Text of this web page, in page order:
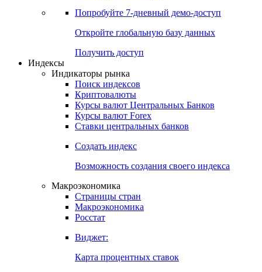
Попробуйте 7-дневный демо-доступ
Откройте глобальную базу данных
Получить доступ
Индексы
Индикаторы рынка
Поиск индексов
Криптовалюты
Курсы валют Центральных Банков
Курсы валют Forex
Ставки центральных банков
Создать индекс
Возможность создания своего индекса
Макроэкономика
Страницы стран
Макроэкономика
Росстат
Виджет:
Карта процентных ставок